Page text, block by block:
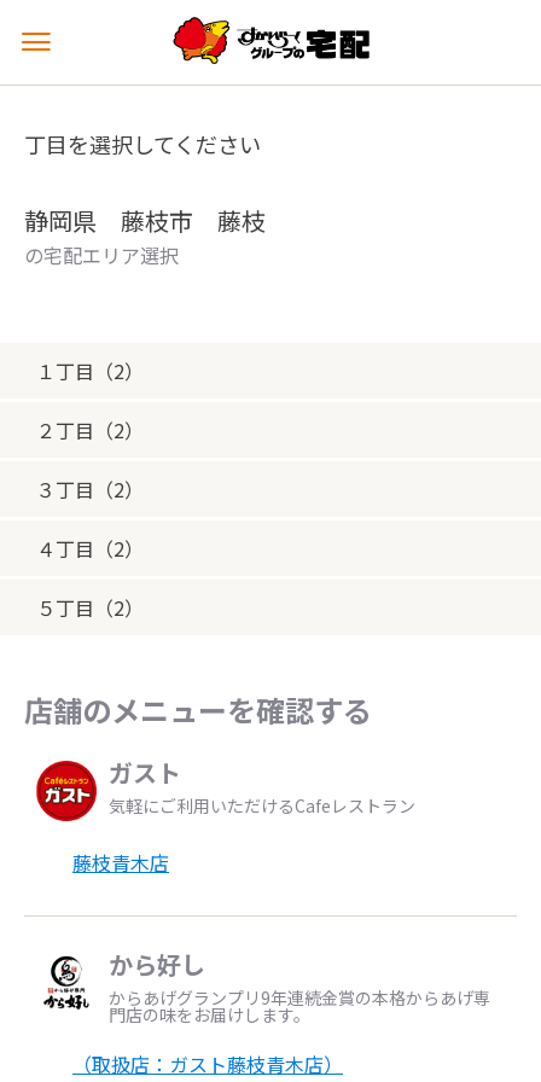
メ
ュ
を
丁目を選択してください
静岡県 藤枝市 藤枝
の宅配エリア選択
１丁目（2）
２丁目（2）
３丁目（2）
４丁目（2）
５丁目（2）
店舗のメニューを確認する
ガスト
気軽にご利用いただけるCafeレストラン
藤枝青木店
から好し
からあげグランプリ9年連続金賞の本格からあげ専
門店の味をお届けします。
（取扱店：ガスト藤枝青木店）